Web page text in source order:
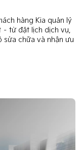
hàng Kia quản lý
– từ đặt lịch dịch vụ,
chữa và nhận ưu